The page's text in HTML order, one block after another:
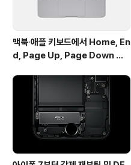
맥북∙애플 키보드에서 Home, En
d, Page Up, Page Down 키